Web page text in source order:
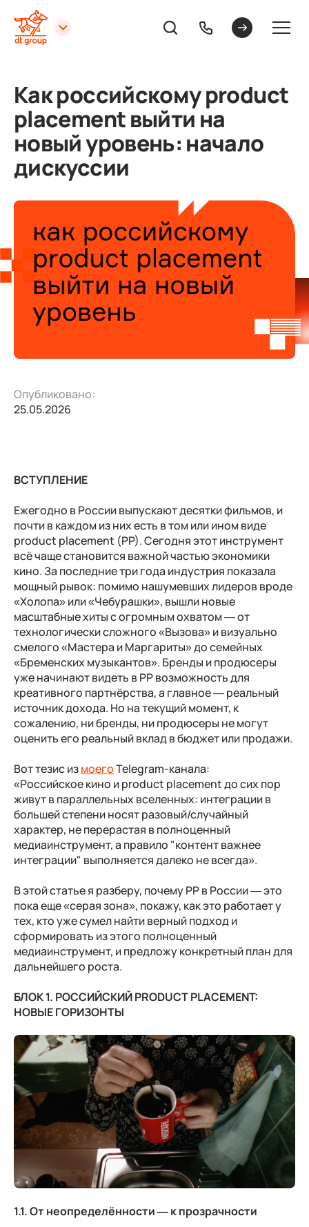
Как российскому product
placement выйти на
новый уровень: начало
дискуссии
Опубликовано:
25.05.2026
ВСТУПЛЕНИЕ
Ежегодно в России выпускают десятки фильмов, и
почти в каждом из них есть в том или ином виде
product placement (PP). Сегодня этот инструмент
всё чаще становится важной частью экономики
кино. За последние три года индустрия показала
мощный рывок: помимо нашумевших лидеров вроде
«Холопа» или «Чебурашки», вышли новые
масштабные хиты с огромным охватом — от
технологически сложного «Вызова» и визуально
смелого «Мастера и Маргариты» до семейных
«Бременских музыкантов». Бренды и продюсеры
уже начинают видеть в PP возможность для
креативного партнёрства, а главное — реальный
источник дохода. Но на текущий момент, к
сожалению, ни бренды, ни продюсеры не могут
оценить его реальный вклад в бюджет или продажи.
Вот тезис измоегоTelegram-канала:
«Российское кино и product placement до сих пор
живут в параллельных вселенных: интеграции в
большей степени носят разовый/случайный
характер, не перерастая в полноценный
медиаинструмент, а правило "контент важнее
интеграции" выполняется далеко не всегда».
В этой статье я разберу, почему PP в России — это
пока еще «серая зона», покажу, как это работает у
тех, кто уже сумел найти верный подход и
сформировать из этого полноценный
медиаинструмент, и предложу конкретный план для
дальнейшего роста.
БЛОК 1. РОССИЙСКИЙ PRODUCT PLACEMENT:
НОВЫЕ ГОРИЗОНТЫ
1.1. От неопределённости — к прозрачности